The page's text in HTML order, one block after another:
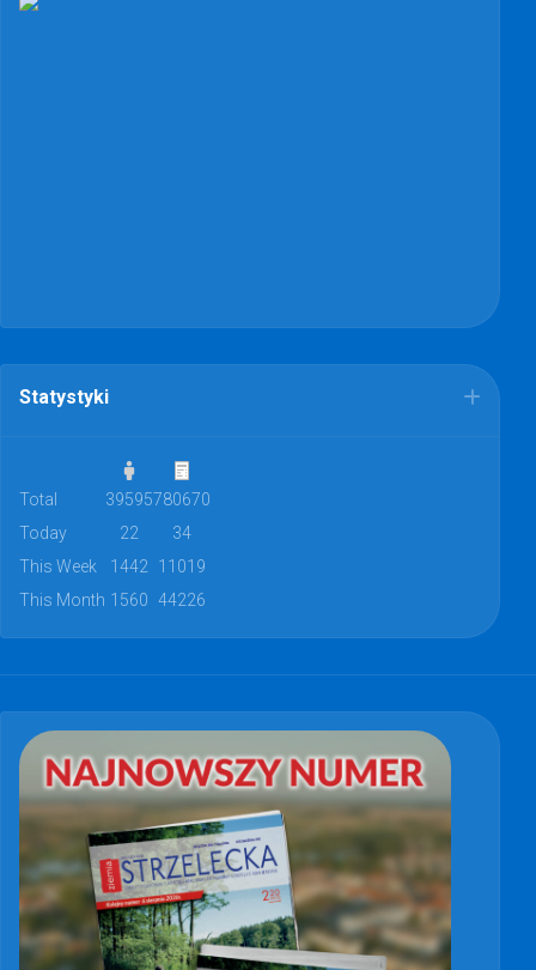
Statystyki
Total 39595780670
Today
22
34
This Week
1442
11019
This Month 1560 44226